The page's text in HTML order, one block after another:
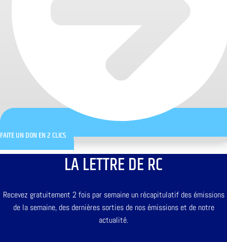
FAITE UN DON EN 2 CLICS
LA LETTRE DE RC
Recevez gratuitement 2 fois par semaine un récapitulatif des émissions
de la semaine, des dernières sorties de nos émissions et de notre
actualité.